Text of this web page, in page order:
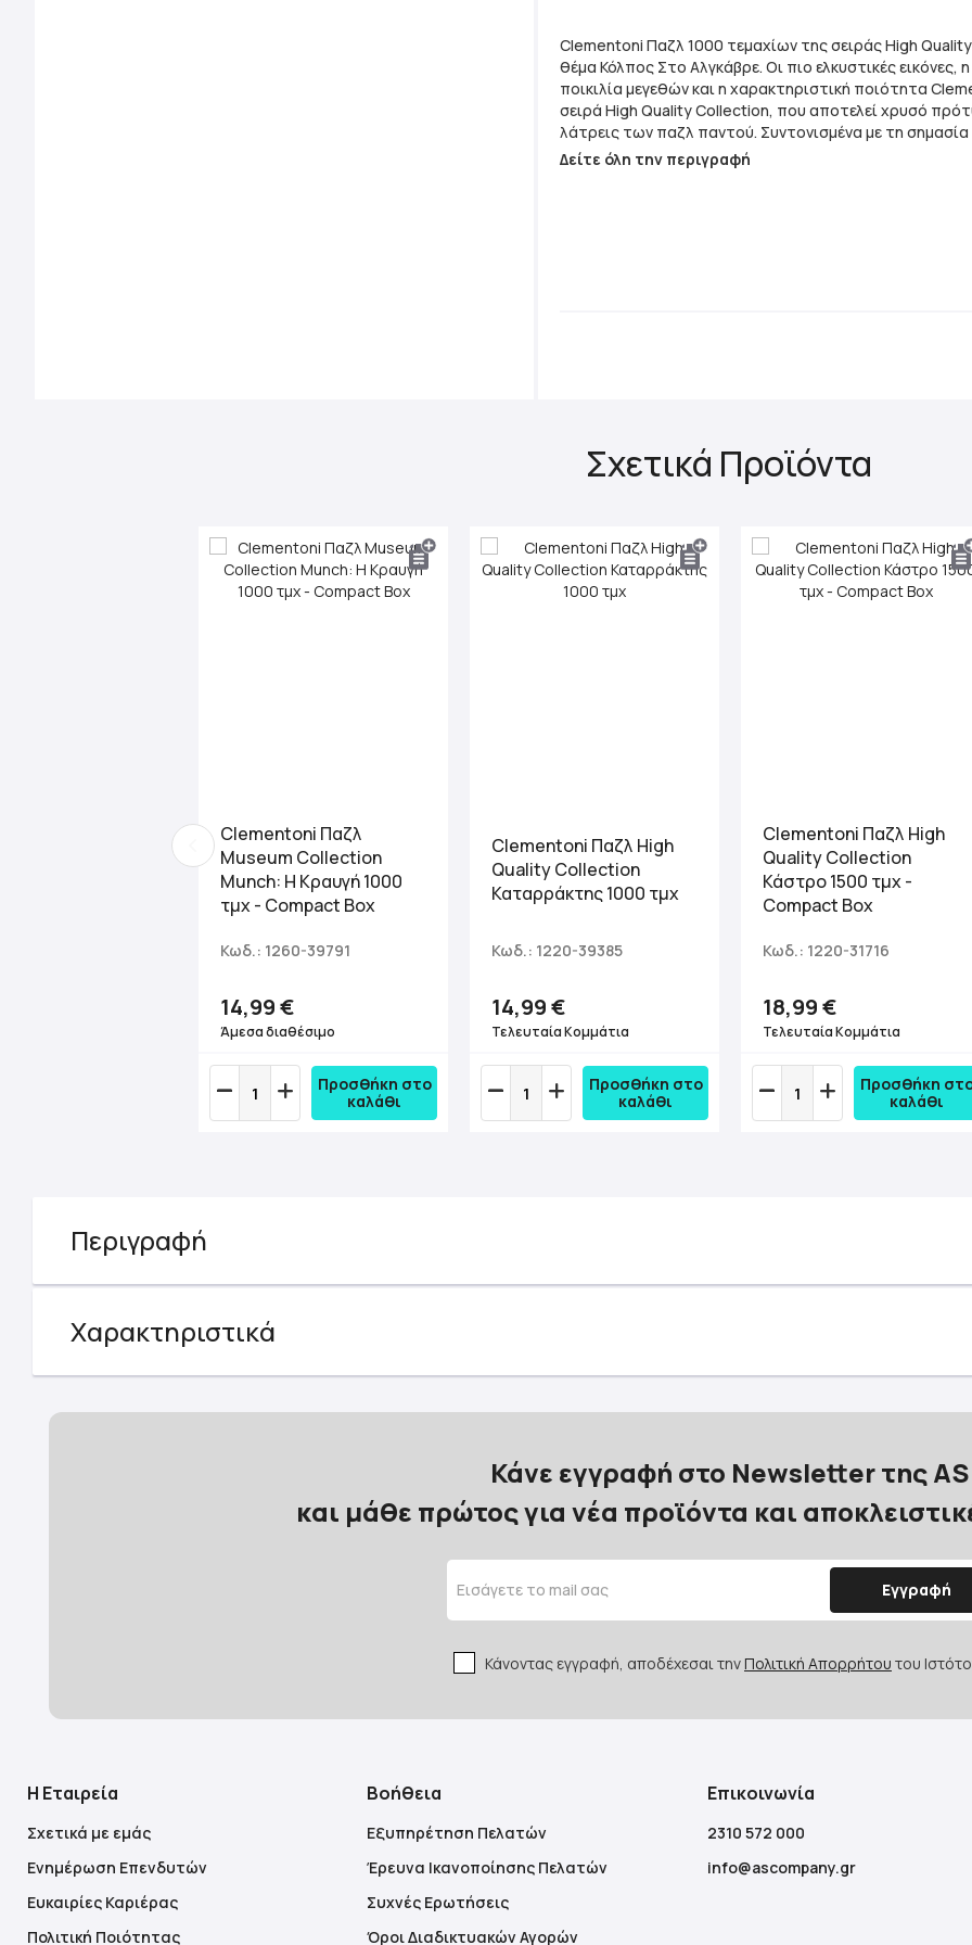
Clementoni Παζλ 1000 τεμαχίων της σειράς High
θέμα Κόλπος Στο Αλγκάβρε. Οι πιο ελκυστικές εικόνες,
ποικιλία μεγεθών και η χαρακτηριστική ποιότητα
σειρά High Quality Collection, που αποτελεί χρυσό
λάτρεις των παζλ παντού. Συντονισμένα με τη
περιβαλλοντικής ευαισθητοποίησης, τα παζλ
με εκτεταμένη χρήση ανακυκλωμένων υλικών,
Δείτε όλη την περιγραφή
Σχετικά Προϊόντα
Clementoni Παζλ
Museum Collection
Munch: Η Κραυγή 1000
τμχ - Compact Box
Κωδ.: 1260-39791
14,99 €
Άμεσα διαθέσιμο
Προσθήκη στο
καλάθι
Clementoni Παζλ High
Quality Collection
Καταρράκτης 1000 τμχ
Κωδ.: 1220-39385
14,99 €
Τελευταία Κομμάτια
Προσθήκη στο
καλάθι
Clementoni Παζλ High
Quality Collection
Κάστρο 1500 τμχ -
Compact Box
Κωδ.: 1220-31716
18,99 €
Τελευταία Κομμάτια
Προσθήκη
καλάθι
Περιγραφή
Χαρακτηριστικά
Κάνε εγγραφή στο Newsletter της AS
και μάθε πρώτος για νέα προϊόντα και
Εγγραφή
Κάνοντας εγγραφή, αποδέχεσαι τηνΠολιτική Απορρήτου του
Η Εταιρεία
Σχετικά με εμάς
Ενημέρωση Επενδυτών
Ευκαιρίες Καριέρας
Πολιτική Ποιότητας
Βοήθεια
Εξυπηρέτηση Πελατών
Έρευνα Ικανοποίησης Πελατών
Συχνές Ερωτήσεις
Όροι Διαδικτυακών Αγορών
Επικοινωνία
2310 572 000
info@ascompany.gr